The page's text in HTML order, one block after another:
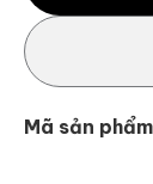
Mã sản